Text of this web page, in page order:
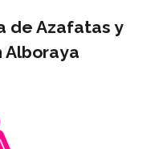
de Azafatas y
Alboraya